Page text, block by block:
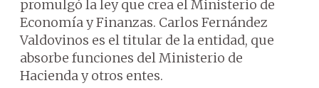
promulgó la ley que crea el Ministerio de
Economía y Finanzas. Carlos Fernández
Valdovinos es el titular de la entidad, que
absorbe funciones del Ministerio de
Hacienda y otros entes.